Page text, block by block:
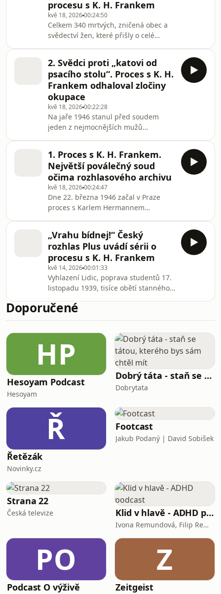
odpovědnosti jeden druhého.Všechny
díly podcastu Kat K. H. Frank můžete
pohodlně poslouchat v mobilní
aplikaci mujRozhlas pro Android a iOS
nebo na webu mujRozhlas.c
procesu s K. H. Frankem
kvě 18, 202600:24:50
Celkem 340 mrtvých, zničená obec a
svědectví žen, které přišly o celé
Frankem za zločiny proti českému
národu. Dokumentární série Českého
rozhlasu Plus připomíná nejen
samotnou tragédii, ale i autentické
výpovědi přeživších, které se
dochovaly v archivech.Všechny díly
podcastu Kat K. H. Frank můžete
pohodlně poslouchat v
2. Svědci proti „katovi od
psacího stolu“. Proces s K. H.
Frankem odhaloval zločiny
okupace
kvě 18, 202600:22:28
Na jaře 1946 stanul před soudem
jeden z nejmocnějších mužů
proti němu vypovídaly desítky svědků
– lidické ženy, studenti zatčení po
uzavření vysokých škol i přeživší
koncentračních táborů. Přesto Frank
během výslechů opakoval stále
stejnou odpověď: „Nevím,“ nebo
„Nepamatuji si.“Všechny díly podcastu
Kat K. H. Frank můžete pohodlně po
1. Proces s K. H. Frankem.
Největší poválečný soud
očima rozhlasového archivu
kvě 18, 202600:24:47
Dne 22. března 1946 začal v Praze
proces s Karlem Hermannem
představitelů nacistické moci v
Protektorátu Čechy a Morava.
Mimořádný lidový soud tehdy řešil
zločiny, které otřásly celým českým
národem. Unikátní archivní nahrávky
Československého rozhlasu dnes
znovu oživují atmosféru soudní síně i
dobové emoce.Všechny díly podcastu
Kat K. H. Frank můžete pohodlně
poslouchat
„Vrahu bídnej!“ Český
rozhlas Plus uvádí sérii o
procesu s K. H. Frankem
kvě 14, 202600:01:33
Vyhlazení Lidic, poprava studentů 17.
listopadu 1939, tisíce obětí stanného
vše spojuje jediné jméno: Karl
Hermann Frank.Všechny díly podcastu
poslouchat v mobilní aplikaci
mujRozhlas pro Android a iOS nebo
na webu mujRozhlas.cz.
Doporučené
HP
Hesoyam Podcast
Hesoyam
Dobrý táta - staň se tátou, kterého bys sám chtěl mít
Dobrytata
Ř
Řetězák
Novinky.cz
Footcast
Jakub Podaný | David Sobišek
Strana 22
Česká televize Klid v hlavě - ADHD podcast
Ivona Remundová, Filip Remunda
PO
Podcast O výživě
Z
Zeitgeist